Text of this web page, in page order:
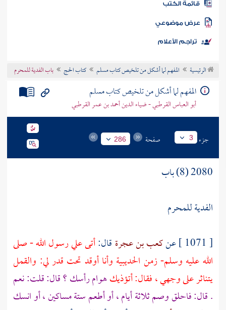
المكتبة
الكتب
موضوعي
تراجم الأعلام
الرئيسية المفهم لما أشكل من تلخيص كتاب مسلم كتاب الحج باب الفدية للمحرم
المفهم لما أشكل من تلخيص كتاب مسلم
أبو العباس القرطبي - ضياء الدين أحمد بن عمر القرطبي
جزء 3 صفحة 286
2080 (8) باب
الفدية للمحرم
[ 1071 ] عن
كعب بن عجرة قال:أتى علي رسول الله - صلى
الله عليه وسلم- زمن الحديبية وأنا أوقد تحت قدر لي: والقمل
يتناثر على وجهي ، فقال: أتؤذيكهوام رأسك ؟ قال: قلت: نعم
. قال: فاحلق وصم ثلاثة أيام ، أو أطعم ستة مساكين ، أو انسك